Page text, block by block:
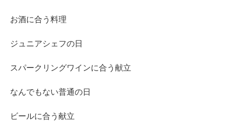
お酒に合う料理
ジュニアシェフの日
スパークリングワインに合う献立
なんでもない普通の日
ビールに合う献立